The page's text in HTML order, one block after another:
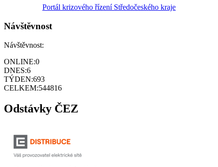
Portál krizového řízení Středočeského kraje
Návštěvnost
Návštěvnost:
ONLINE:0
DNES:6
TÝDEN:693
CELKEM:544816
Odstávky ČEZ